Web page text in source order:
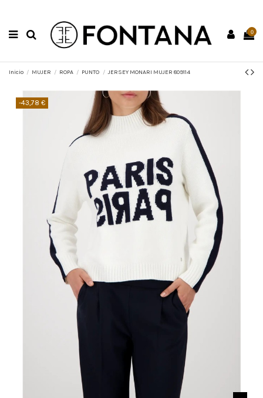
0
Inicio MUJER ROPA PUNTO JERSEY MONARI MUJER 809114
-43,78 €